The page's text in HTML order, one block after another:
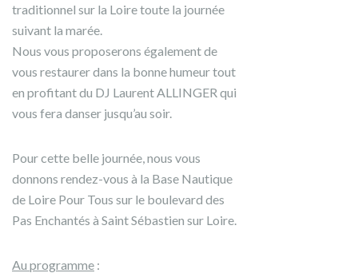
traditionnel sur la Loire toute la journée
suivant la marée.
Nous vous proposerons également de
vous restaurer dans la bonne humeur tout
en profitant du DJ Laurent ALLINGER qui
vous fera danser jusqu’au soir.
Pour cette belle journée, nous vous
donnons rendez-vous à la Base Nautique
de Loire Pour Tous sur le boulevard des
Pas Enchantés à Saint Sébastien sur Loire.
Au programme :